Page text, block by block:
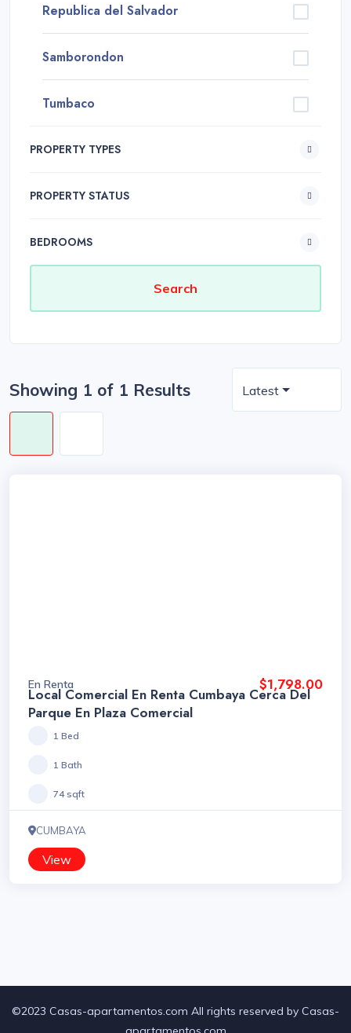
Republica del Salvador
Samborondon
Tumbaco
PROPERTY TYPES
PROPERTY STATUS
BEDROOMS
Showing 1 of 1 Results Latest
En Renta $1,798.00
Local Comercial En Renta Cumbaya Cerca Del
Parque En Plaza Comercial
1 Bed
1 Bath
74 sqft
CUMBAYA
View
©2023 Casas-apartamentos.com All rights reserved by Casas-